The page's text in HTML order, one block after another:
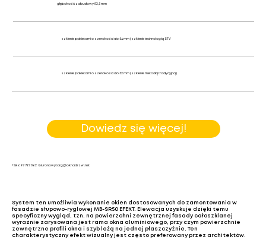
Dowiedz się więcej!
+48 697 727 062 biuronowytarg@oknadrzwi.net
głębokość zabudowy 82,5 mm
szklenie pakietami o szerokości do 54 mm (szklenie technologią STV
szklenie pakietami o szerokości do 52 mm (szklenie metodą tradycyjną)
System ten umożliwia wykonanie okien dostosowanych do zamontowania w
fasadzie słupowo-ryglowej MB-SR50 EFEKT. Elewacja uzyskuje dzięki temu
specyficzny wygląd, tzn. na powierzchni zewnętrznej fasady całoszklanej
wyraźnie zarysowana jest rama okna aluminiowego, przy czym powierzchnie
zewnętrzne profili okna i szyb leżą na jednej płaszczyźnie. Ten
charakterystyczny efekt wizualny jest często preferowany przez architektów.